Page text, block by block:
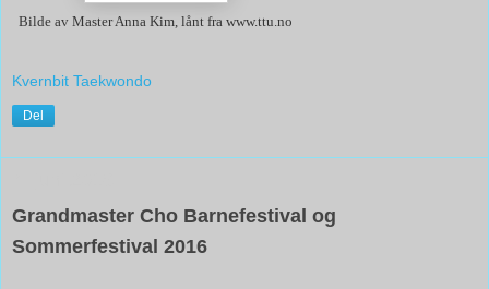
Bilde av Master Anna Kim, lånt fra www.ttu.no
Kvernbit Taekwondo
Del
Grandmaster Cho Barnefestival og
Sommerfestival 2016